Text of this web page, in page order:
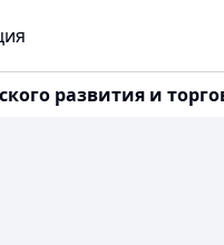
развития и